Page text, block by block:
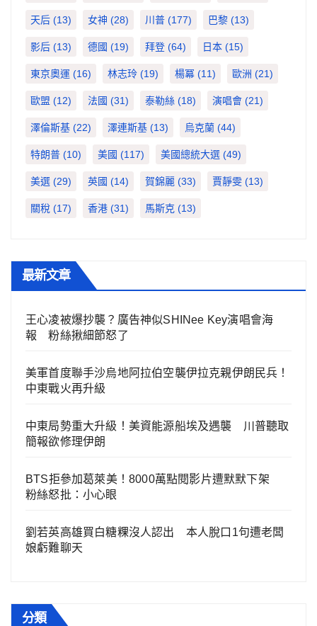
天后 (13) 女神 (28) 川普 (177) 巴黎 (13)
影后 (13) 德國 (19) 拜登 (64) 日本 (15)
東京奧運 (16) 林志玲 (19) 楊冪 (11) 歐洲 (21)
歐盟 (12) 法國 (31) 泰勒絲 (18) 演唱會 (21)
澤倫斯基 (22) 澤連斯基 (13) 烏克蘭 (44)
特朗普 (10) 美國 (117) 美國總統大選 (49)
美選 (29) 英國 (14) 賀錦麗 (33) 賈靜雯 (13)
關稅 (17) 香港 (31) 馬斯克 (13)
最新文章
王心凌被爆抄襲？廣告神似SHINee Key演唱會海
報 粉絲揪細節怒了
美軍首度聯手沙烏地阿拉伯空襲伊拉克親伊朗民兵！
中東戰火再升級
中東局勢重大升級！美資能源船埃及遇襲 川普聽取
簡報欲修理伊朗
BTS拒參加葛萊美！8000萬點閱影片遭默默下架
粉絲怒批：小心眼
劉若英高雄買白糖粿沒人認出 本人脫口1句遭老闆
娘虧難聊天
分類